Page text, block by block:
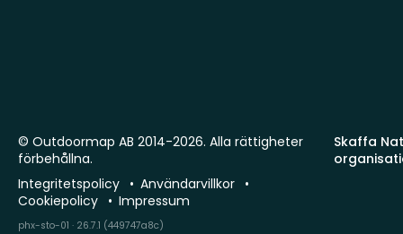
Skaffa
© Outdoormap AB 2014-2026. Alla rättigheter
förbehållna.
Integritetspolicy
Användarvillkor
Cookiepolicy
Impressum
phx-sto-01 · 26.7.1 (449747a8c)